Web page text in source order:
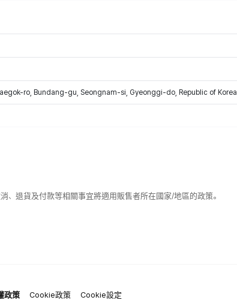
ro, Bundang-gu, Seongnam-si, Gyeonggi-do, Republic of Korea
退貨及付款等相關事宜將適用販售者所在國家/地區的政策。
政策 Cookie政策 Cookie設定